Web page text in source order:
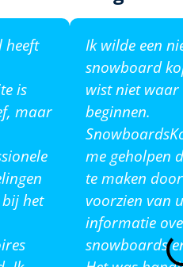
heeft
is
maar
het
Ik wilde een
snowboard
wist niet waar
beginnen.
me geholpen
te maken
voorzien van
informatie
snowboards